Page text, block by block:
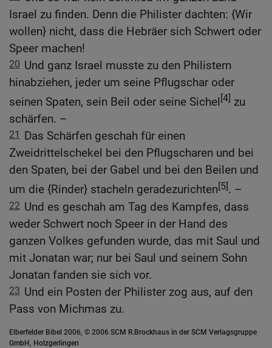
Israel zu finden. Denn die Philister dachten: {Wir
wollen} nicht, dass die Hebräer sich Schwert oder
Speer machen!
20 Und ganz Israel musste zu den Philistern
hinabziehen, jeder um seine Pflugschar oder
seinen Spaten, sein Beil oder seine Sichel [4] zu
schärfen. –
21
Das Schärfen geschah für einen
Zweidrittelschekel bei den Pflugscharen und bei
den Spaten, bei der Gabel und bei den Beilen und
um die {Rinder} stacheln geradezurichten[5]. –
22 Und es geschah am Tag des Kampfes, dass
weder Schwert noch Speer in der Hand des
ganzen Volkes gefunden wurde, das mit Saul und
mit Jonatan war; nur bei Saul und seinem Sohn
Jonatan fanden sie sich vor.
23 Und ein Posten der Philister zog aus, auf den
Pass von Michmas zu.
Elberfelder Bibel 2006, © 2006 SCM R.Brockhaus in der SCM Verlagsgruppe
GmbH, Holzgerlingen